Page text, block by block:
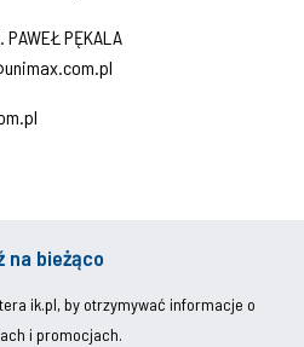
PĘKALA
na bieżąco
ik.pl, by otrzymywać informacje o
i promocjach.